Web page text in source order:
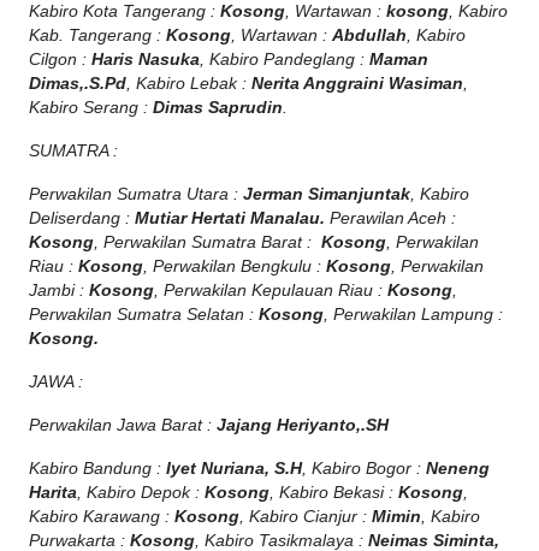
Kabiro Kota Tangerang : Kosong , Wartawan : kosong , Kabiro
Kab. Tangerang : Kosong , Wartawan : Abdullah , Kabiro
Cilgon : Haris Nasuka , Kabiro Pandeglang : Maman
Dimas,.S.Pd , Kabiro Lebak : Nerita Anggraini Wasiman
Kabiro Serang : Dimas Saprudin
SUMATRA :
Perwakilan Sumatra Utara : Jerman Simanjuntak , Kabiro
Deliserdang : Mutiar Hertati Manalau. Perawilan Aceh :
Kosong , Perwakilan Sumatra Barat : Kosong , Perwakilan
Riau : Kosong , Perwakilan Bengkulu : Kosong , Perwakilan
Jambi : Kosong , Perwakilan Kepulauan Riau : Kosong
Perwakilan Sumatra Selatan : Kosong , Perwakilan Lampung :
Kosong.
JAWA :
Perwakilan Jawa Barat : Jajang Heriyanto,.SH
Kabiro Bandung : Iyet Nuriana, S.H, Kabiro Bogor : Neneng
Harita , Kabiro Depok : Kosong , Kabiro Bekasi : Kosong
Kabiro Karawang : Kosong , Kabiro Cianjur : Mimin , Kabiro
Purwakarta : Kosong , Kabiro Tasikmalaya : Neimas Siminta,